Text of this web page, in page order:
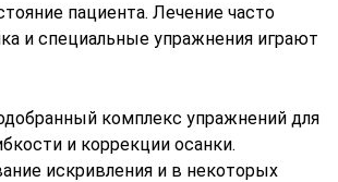
пациента. Лечение часто
и специальные упражнения играют
комплекс упражнений для
и коррекции осанки.
искривления и в некоторых